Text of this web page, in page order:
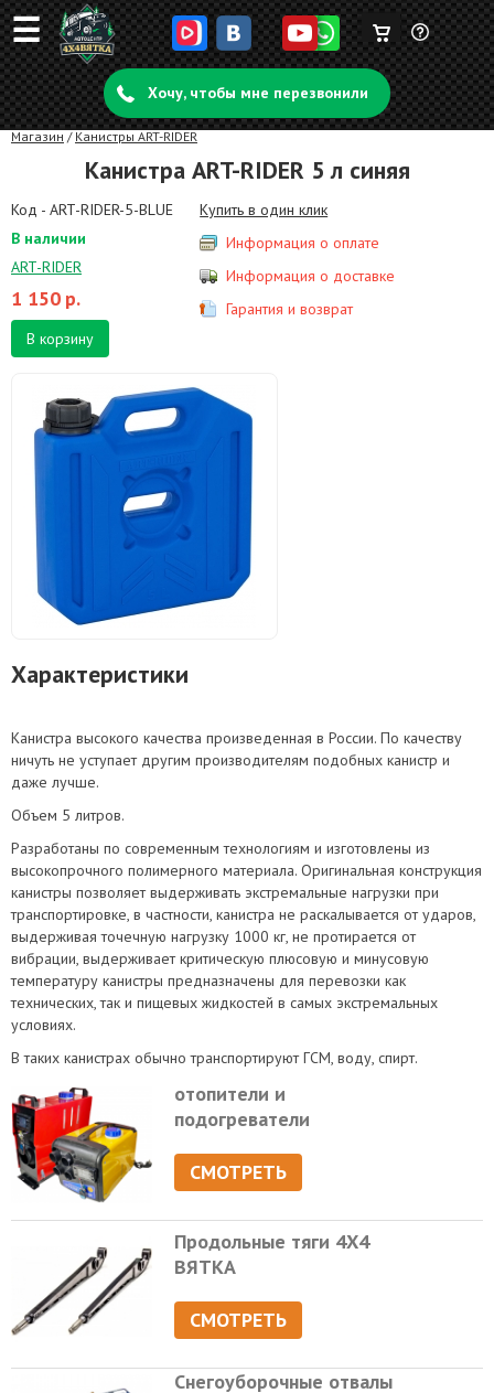
☰ Задать
вопрос
Корзина
пуста
Хочу, чтобы мне перезвонили
Магазин / Канистры ART-RIDER
Канистра ART-RIDER 5 л синяя
Код - ART-RIDER-5-BLUE
В наличии
ART-RIDER
1 150 р.
В корзину
Купить в один клик
Информация о оплате
Информация о доставке
Гарантия и возврат
Характеристики
Канистра высокого качества произведенная в России. По качеству
ничуть не уступает другим производителям подобных канистр и
даже лучше.
Объем 5 литров.
Разработаны по современным технологиям и изготовлены из
высокопрочного полимерного материала. Оригинальная конструкция
канистры позволяет выдерживать экстремальные нагрузки при
транспортировке, в частности, канистра не раскалывается от ударов,
выдерживая точечную нагрузку 1000 кг, не протирается от
вибрации, выдерживает критическую плюсовую и минусовую
температуру канистры предназначены для перевозки как
технических, так и пищевых жидкостей в самых экстремальных
условиях.
В таких канистрах обычно транспортируют ГСМ, воду, спирт.
отопители и
подогреватели
СМОТРЕТЬ
Продольные тяги 4Х4
ВЯТКА
СМОТРЕТЬ
Снегоуборочные отвалы